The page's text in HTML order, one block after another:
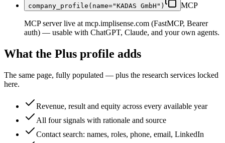
company_profile(name="KADAS GmbH") MCP
MCP server live at mcp.implisense.com (FastMCP, Bearer
auth) — usable with ChatGPT, Claude, and your own agents.
What the Plus profile adds
The same page, fully populated — plus the research services locked
here.
Revenue, result and equity across every available year
All four signals with rationale and source
Contact search: names, roles, phone, email, LinkedIn